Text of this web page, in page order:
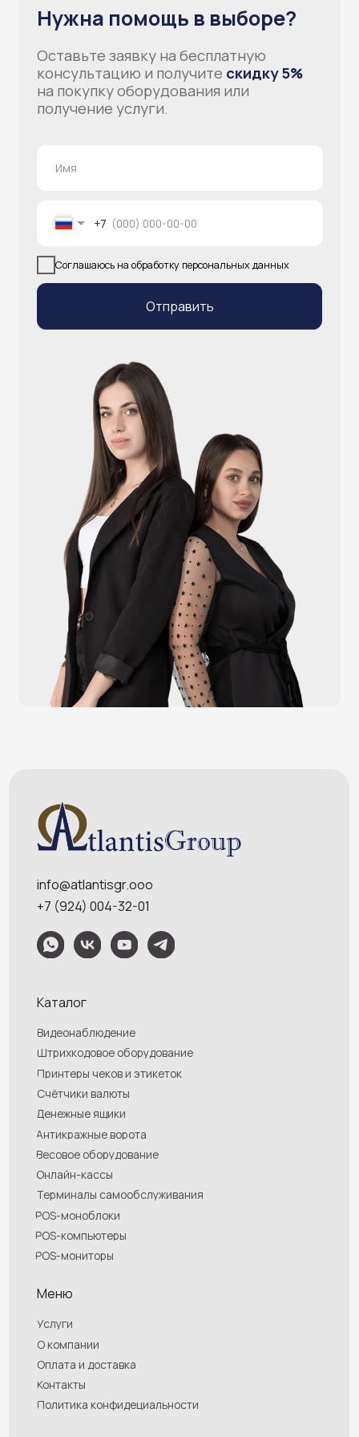
+7 (924) 004-32-01
Видеонаблюдение
Принтеры чеков и этикеток
Меню
Политика конфидециальности
Штрихкодовое оборудование
Весовое оборудование
Счётчики валюты
Терминалы самообслуживания
Денежные ящики
Онлайн-кассы
Антикражные ворота
Обращаем Ваше внимание на то, что данный интернет-сайт носит
исключительно информационный характер и ни при каких условиях
информационные материалы и цены, размещенные на сайте, не являются
будет подтвержден нашим менеджером посредством телефонного звонка на
номер, указанный Вами при заказе.
POS-компьютеры
POS-моноблоки
POS-мониторы